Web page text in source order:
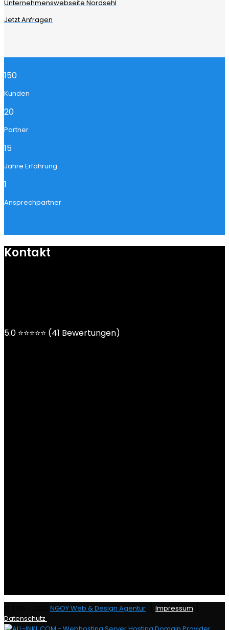
Unternehmenswebseite Nordsehl
Jetzt Anfragen
150
Kunden
20
Partner
15
Jahre Erfahrung
1
Ansprechpartner
Kontakt
5.0 ⭐⭐⭐⭐⭐ (41 Bewertungen)
NGOY Web & Design Agentur Impressum
Datenschutz